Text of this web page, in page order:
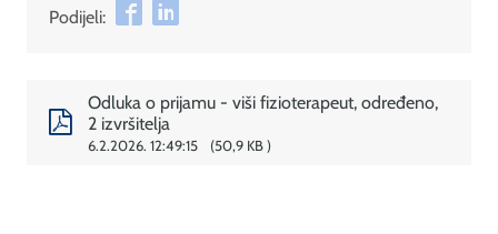
Podijeli:
Odluka o prijamu - viši fizioterapeut, određeno,
2 izvršitelja
6.2.2026. 12:49:15 50,9 KB